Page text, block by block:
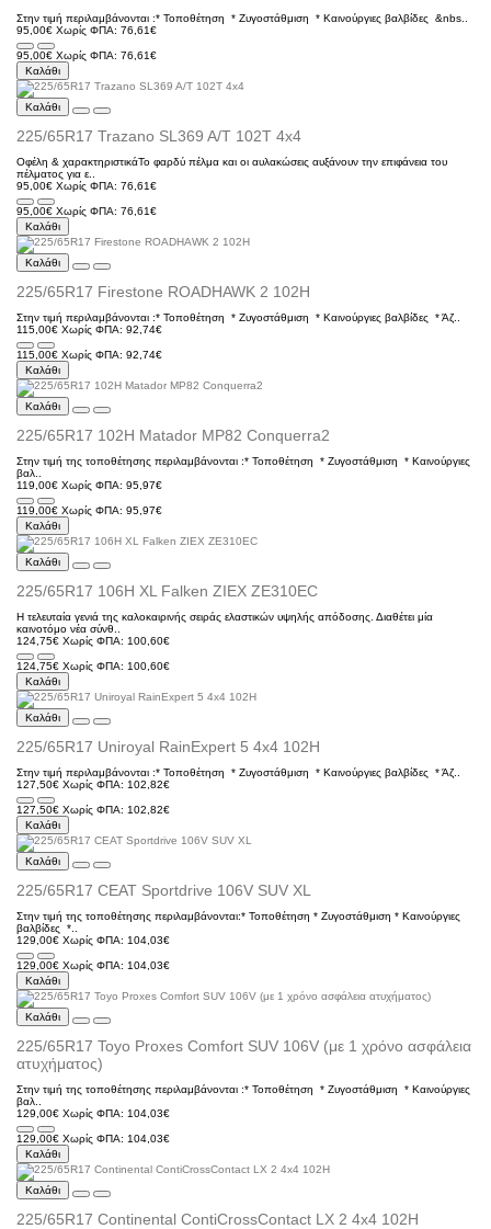
Στην τιμή περιλαμβάνονται :* Τοποθέτηση * Ζυγοστάθμιση * Kαινούργιες βαλβίδες &nbs..
95,00€ Χωρίς ΦΠΑ: 76,61€
95,00€ Χωρίς ΦΠΑ: 76,61€
Καλάθι
Καλάθι
225/65R17 Trazano SL369 A/T 102T 4x4
Οφέλη & χαρακτηριστικάΤο φαρδύ πέλμα και οι αυλακώσεις αυξάνουν την επιφάνεια του
πέλματος για ε..
95,00€ Χωρίς ΦΠΑ: 76,61€
95,00€ Χωρίς ΦΠΑ: 76,61€
Καλάθι
Καλάθι
225/65R17 Firestone ROADHAWK 2 102H
Στην τιμή περιλαμβάνονται :* Τοποθέτηση * Ζυγοστάθμιση * Kαινούργιες βαλβίδες * Άζ..
115,00€ Χωρίς ΦΠΑ: 92,74€
115,00€ Χωρίς ΦΠΑ: 92,74€
Καλάθι
Καλάθι
225/65R17 102H Matador MP82 Conquerra2
Στην τιμή της τοποθέτησης περιλαμβάνονται :* Τοποθέτηση * Ζυγοστάθμιση * Kαινούργιες
βαλ..
119,00€ Χωρίς ΦΠΑ: 95,97€
119,00€ Χωρίς ΦΠΑ: 95,97€
Καλάθι
Καλάθι
225/65R17 106H XL Falken ZIEX ZE310EC
Η τελευταία γενιά της καλοκαιρινής σειράς ελαστικών υψηλής απόδοσης. Διαθέτει μία
καινοτόμο νέα σύνθ..
124,75€ Χωρίς ΦΠΑ: 100,60€
124,75€ Χωρίς ΦΠΑ: 100,60€
Καλάθι
Καλάθι
225/65R17 Uniroyal RainExpert 5 4x4 102H
Στην τιμή περιλαμβάνονται :* Τοποθέτηση * Ζυγοστάθμιση * Kαινούργιες βαλβίδες * Άζ..
127,50€ Χωρίς ΦΠΑ: 102,82€
127,50€ Χωρίς ΦΠΑ: 102,82€
Καλάθι
Καλάθι
225/65R17 CEAT Sportdrive 106V SUV XL
Στην τιμή της τοποθέτησης περιλαμβάνονται:* Τοποθέτηση * Ζυγοστάθμιση * Καινούργιες
βαλβίδες *..
129,00€ Χωρίς ΦΠΑ: 104,03€
129,00€ Χωρίς ΦΠΑ: 104,03€
Καλάθι
Καλάθι
225/65R17 Toyo Proxes Comfort SUV 106V (με 1 χρόνο ασφάλεια
ατυχήματος)
Στην τιμή της τοποθέτησης περιλαμβάνονται :* Τοποθέτηση * Ζυγοστάθμιση * Kαινούργιες
βαλ..
129,00€ Χωρίς ΦΠΑ: 104,03€
129,00€ Χωρίς ΦΠΑ: 104,03€
Καλάθι
Καλάθι
225/65R17 Continental ContiCrossContact LX 2 4x4 102H